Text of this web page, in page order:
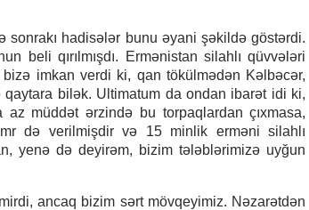
hadisələr bunu əyani şəkildə göstərdi.
beli qırılmışdı. Ermənistan silahlı qüvvələri
bizə imkan verdi ki, qan tökülmədən Kəlbəcər,
qaytara bilək. Ultimatum da ondan ibarət idi ki,
müddət ərzində bu torpaqlardan çıxmasa,
də verilmişdir və 15 minlik erməni silahlı
yenə də deyirəm, bizim tələblərimizə uyğun
ancaq bizim sərt mövqeyimiz. Nəzarətdən